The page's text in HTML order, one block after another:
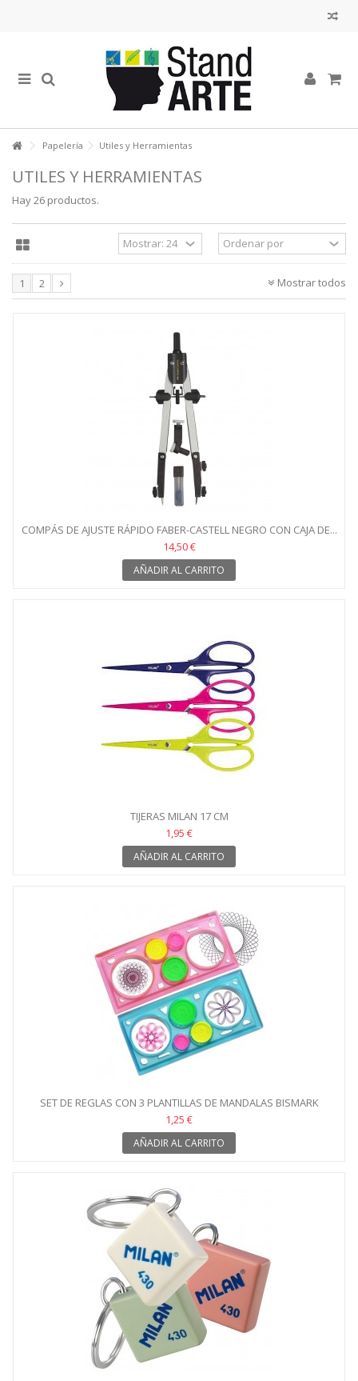
Papelería Utiles y Herramientas
UTILES Y HERRAMIENTAS
Hay 26 productos.
Mostrar todos
1 2
COMPÁS DE AJUSTE RÁPIDO FABER-CASTELL NEGRO CON CAJA DE...
14,50 €
AÑADIR AL CARRITO
TIJERAS MILAN 17 CM
1,95 €
AÑADIR AL CARRITO
SET DE REGLAS CON 3 PLANTILLAS DE MANDALAS BISMARK
1,25 €
AÑADIR AL CARRITO